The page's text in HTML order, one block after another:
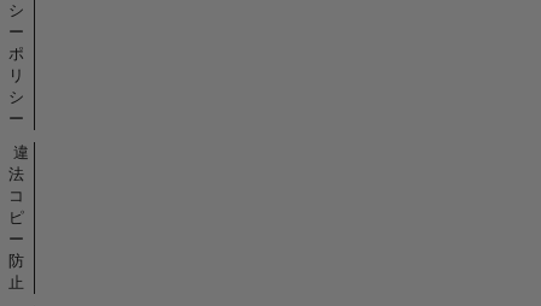
シ
ー
ポ
リ
シ
ー
違
法
コ
ピ
ー
防
止